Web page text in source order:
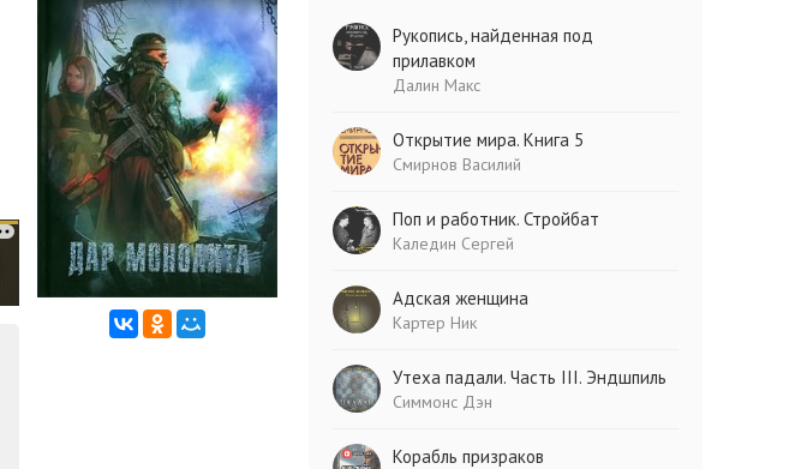
14:41
16:13
09:45
20:57
14:11
19:55
Рукопись, найденная под
прилавком
Далин Макс
Открытие мира. Книга 5
Смирнов Василий
Поп и работник. Стройбат
Каледин Сергей
Адская женщина
Картер Ник
Утеха падали. Часть III. Эндшпиль
Симмонс Дэн
Корабль призраков